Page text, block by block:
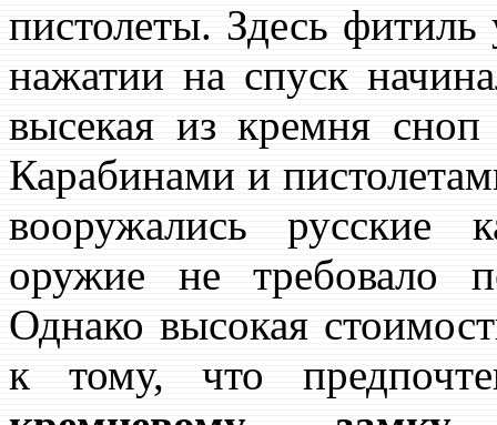
пистолеты. Здесь
нажатии на спуск
высекая из кремня
Карабинами и
вооружались русские
оружие не требовало
Однако высокая
к тому, что